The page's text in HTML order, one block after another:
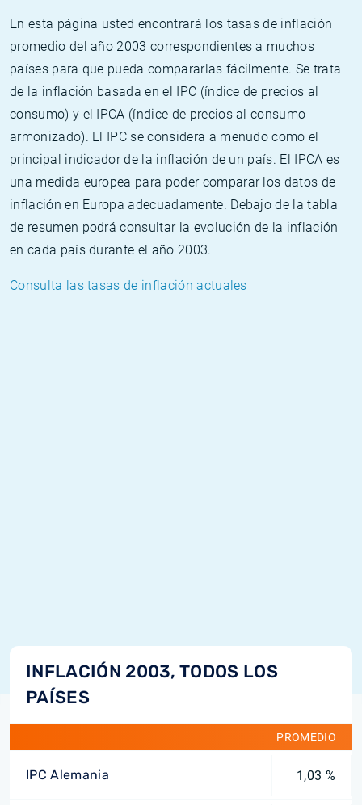
En esta página usted encontrará los tasas de inflación
promedio del año 2003 correspondientes a muchos
países para que pueda compararlas fácilmente. Se trata
de la inflación basada en el IPC (índice de precios al
consumo) y el IPCA (índice de precios al consumo
armonizado). El IPC se considera a menudo como el
principal indicador de la inflación de un país. El IPCA es
una medida europea para poder comparar los datos de
inflación en Europa adecuadamente. Debajo de la tabla
de resumen podrá consultar la evolución de la inflación
en cada país durante el año 2003.
Consulta las tasas de inflación actuales
INFLACIÓN 2003, TODOS LOS
PAÍSES
PROMEDIO
IPC Alemania 1,03 %